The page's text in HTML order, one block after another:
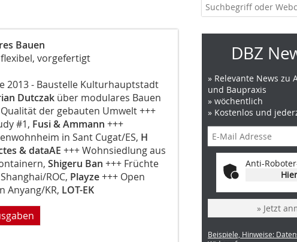
Bauen
vorgefertigt
2013 - Baustelle Kulturhauptstadt
Dutczak über modulares Bauen
der gebauten Umwelt +++
#1, Fusi & Ammann +++
in Sant Cugat/ES, H
& dataAE +++ Wohnsiedlung aus
Shigeru Ban +++ Früchte
ROC, Playze+++ Open
Anyang/KR, LOT-EK
DBZ
» Relevante News zu
und Baupraxis
» wöchentlich
» Kostenlos und
Anti-
» Jetzt
Beispiele, Hinweise: